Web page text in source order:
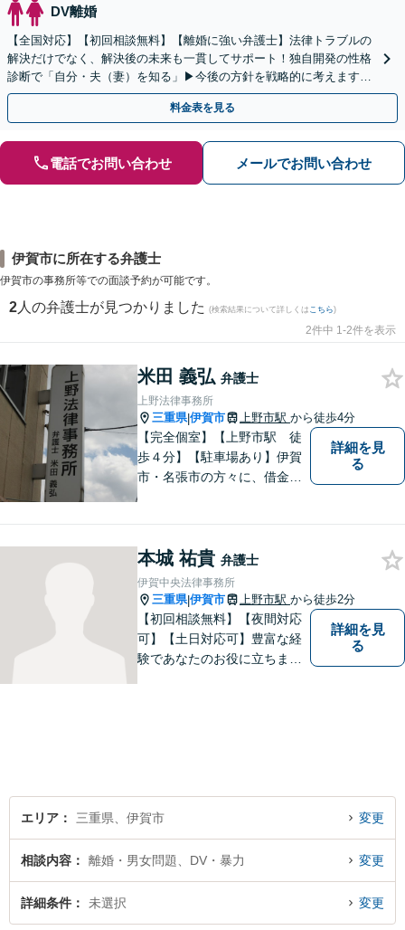
DV離婚
【全国対応】【初回相談無料】【離婚に強い弁護士】法律トラブルの
解決だけでなく、解決後の未来も一貫してサポート！独自開発の性格
診断で「自分・夫（妻）を知る」▶︎今後の方針を戦略的に考えます！
【休日夜間／オンライン相談OK】
料金表を見る
電話でお問い合わせ メールでお問い合わせ
伊賀市に所在する弁護士
伊賀市の事務所等での面談予約が可能です。
2 人の弁護士が見つかりました (検索結果について詳しくは こちら)
2件中 1-2件を表示
米田 義弘 弁護士
上野法律事務所
三重県|伊賀市 上野市駅 から徒歩4分
【完全個室】【上野市駅 徒
歩４分】【駐車場あり】伊賀
市・名張市の方々に、借金、
せていただきますので、一人
で悩まずに、なんでもご相談
ください
詳細を見
る
本城 祐貴 弁護士
伊賀中央法律事務所
三重県|伊賀市 上野市駅 から徒歩2分
【初回相談無料】【夜間対応
可】【土日対応可】豊富な経
験であなたのお役に立ちま
詳細を見
る
エリア 三重県、伊賀市 変更
相談内容 離婚・男女問題、DV・暴力 変更
詳細条件 未選択 変更